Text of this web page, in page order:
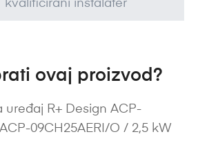
kvalificirani instalater
ovaj proizvod?
uređaj R+ Design ACP-
09CH25AERI/O / 2,5 kW